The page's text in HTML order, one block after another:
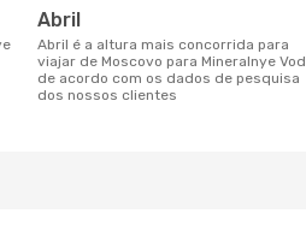
abril
abril é a altura mais concorrida para
viajar de Moscovo para Mineralnye
de acordo com os dados de pesquisa
dos nossos clientes